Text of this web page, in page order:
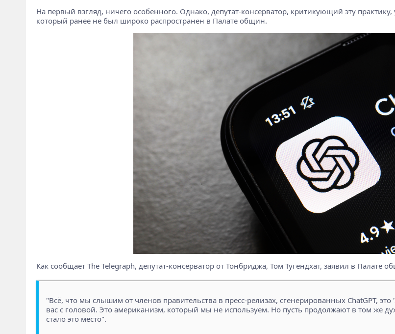
На первый взгляд, ничего особенного. Однако, депутат-консерватор, критикующий эту
который ранее не был широко распространен в Палате общин.
Как сообщает The Telegraph, депутат-консерватор от Тонбриджа, Том Тугендхат, заявил в Палате
"Всё, что мы слышим от членов правительства в пресс-релизах, сгенерированных ChatGPT,
вас с головой. Это американизм, который мы не используем. Но пусть продолжают в том же
стало это место".